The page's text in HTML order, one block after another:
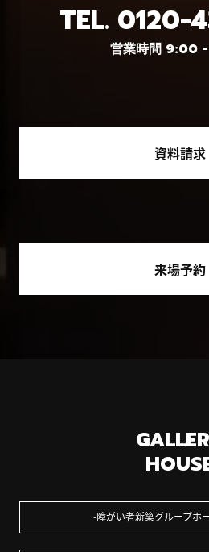
TEL. 0120-
営業時間 9:00
資料請求
来場予約
障がい者新築グループホ